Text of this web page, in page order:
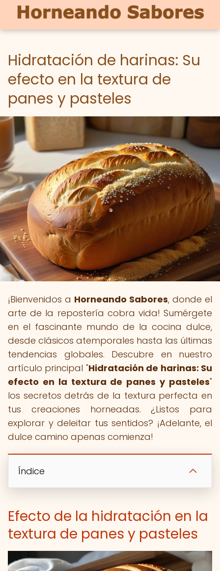
Hidratación de harinas: Su
efecto en la textura de
panes y pasteles
¡Bienvenidos a Horneando Sabores, donde el
arte de la repostería cobra vida! Sumérgete
en el fascinante mundo de la cocina dulce,
desde clásicos atemporales hasta las últimas
tendencias globales. Descubre en nuestro
artículo principal "Hidratación de harinas: Su
efecto en la textura de panes y pasteles"
los secretos detrás de la textura perfecta en
tus creaciones horneadas. ¿Listos para
explorar y deleitar tus sentidos? ¡Adelante, el
dulce camino apenas comienza!
Índice
Efecto de la hidratación en la
textura de panes y pasteles